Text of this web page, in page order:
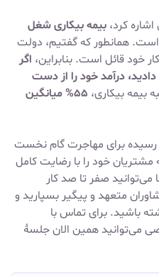
کرد، بیمه بیکاری شغل
همانطور که گفتیم، دولت
خود قائل است. بنابراین، اگر
درآمد خود را از دست
بیمه بیکاری،
۵۵% میانگین
برای مهاجرت گام نخست
خود را با رضایت کامل
صفر تا صد کار
متعهد و پیگیر بسپارید و
باشید. برای تماس با
می‌توانید همین الان جلسۀ